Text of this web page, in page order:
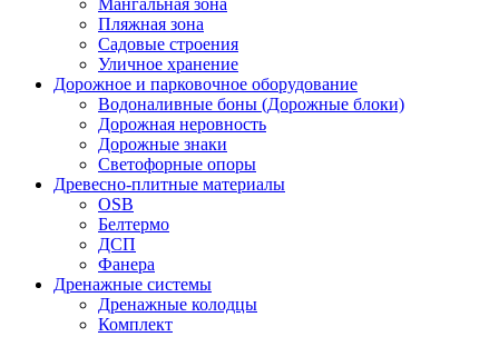
Мангальная зона
Пляжная зона
Садовые строения
Уличное хранение
Дорожное и парковочное оборудование
Водоналивные боны (Дорожные блоки)
Дорожная неровность
Дорожные знаки
Светофорные опоры
Древесно-плитные материалы
OSB
Белтермо
ДСП
Фанера
Дренажные системы
Дренажные колодцы
Комплект